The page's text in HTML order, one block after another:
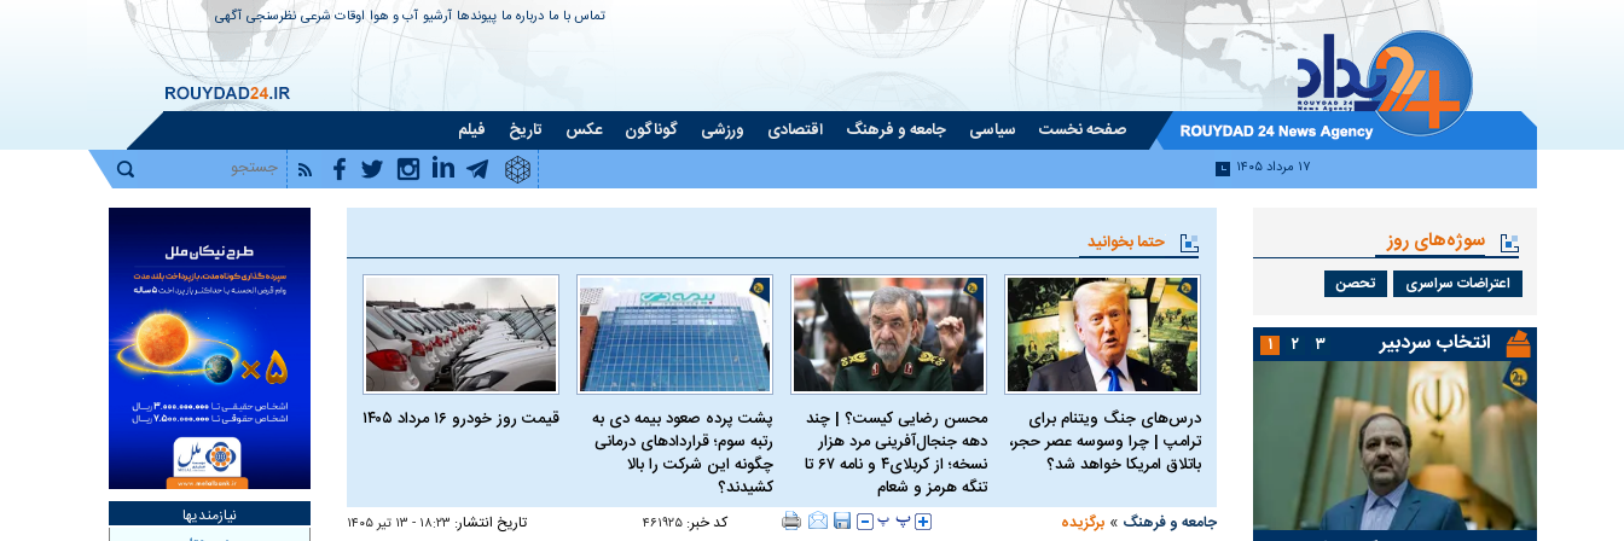
تماس با ما درباره ما پیوندها آرشیو آب و هوا اوقات شرعی نظرسنجی آگهی
صفحه نخست سیاسی جامعه و فرهنگ اقتصادی ورزشی گوناگون عکس تاریخ فیلم
۱۷ مرداد ۱۴۰۵
حتما بخوانید
درس‌های جنگ ویتنام برای
ترامپ | چرا وسوسه عصر حجر،
باتلاق امریکا خواهد شد؟
محسن رضایی کیست؟ | چند
دهه جنجال‌آفرینی مرد هزار
نسخه؛ از کربلای۴ و نامه ۶۷ تا
تنگه هرمز و شعام
پشت پرده صعود بیمه دی به
رتبه سوم؛ قراردادهای درمانی
چگونه این شرکت را بالا
کشیدند؟
قیمت روز خودرو ۱۶ مرداد ۱۴۰۵
جامعه و فرهنگ » برگزیده کد خبر: ۴۶۱۹۲۵ تاریخ انتشار: ۱۸:۲۳ - ۱۳ تير ۱۴۰۵
سوژه‌های روز
اعتراضات سراسری تحصن
انتخاب سردبیر ۱ ۲ ۳
نیازمندیها